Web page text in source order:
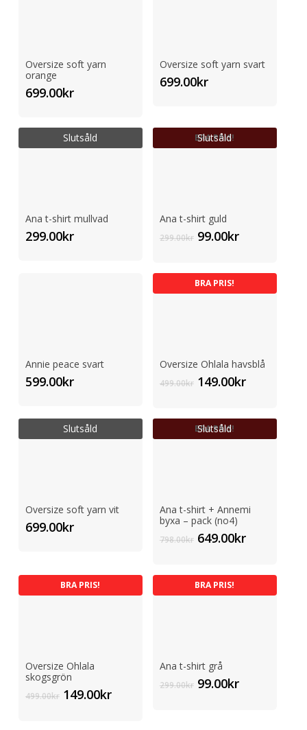
Oversize soft yarn
orange
699.00kr
Oversize soft yarn svart
699.00kr
Slutsåld
Ana t-shirt mullvad
299.00kr
BRA PRIS!
Slutsåld
Ana t-shirt guld
299.00kr Det
var:
299.00kr.
99.00krDet
99.00kr.
Annie peace svart
599.00kr
BRA PRIS!
Oversize Ohlala havsblå
499.00kr Det
var:
499.00kr.
149.00krDet
149.00kr.
Slutsåld
Oversize soft yarn vit
699.00kr
BRA PRIS!
Slutsåld
Ana t-shirt + Annemi
byxa – pack (no4)
798.00kr Det
var:
798.00kr.
649.00krDet
649.00kr.
BRA PRIS!
Oversize Ohlala
skogsgrön
499.00kr Det
149.00krDet
BRA PRIS!
Ana t-shirt grå
299.00kr Det
99.00krDet